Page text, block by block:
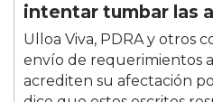
intentar tumbar las
Ulloa Viva, PDRA y otros
envío de requerimientos
acrediten su afectación